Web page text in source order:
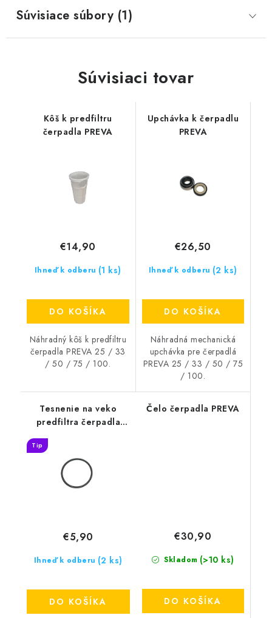
Súvisiace súbory (1)
Súvisiaci tovar
Kôš k predfiltru
čerpadla PREVA
Ihneď k odberu (1 ks)
€14,90
DO KOŠÍKA
Náhradný kôš k predfiltru
čerpadla PREVA 25 / 33
/ 50 / 75 / 100.
Upchávka k čerpadlu
PREVA
Ihneď k odberu (2 ks)
€26,50
DO KOŠÍKA
Náhradná mechanická
upchávka pre čerpadlá
PREVA 25 / 33 / 50 / 75
/ 100.
Tesnenie na veko
predfiltra čerpadla
Tip
Ihneď k odberu (2 ks)
€5,90
DO KOŠÍKA
Čelo čerpadla PREVA
Skladom (>10 ks)
€30,90
DO KOŠÍKA